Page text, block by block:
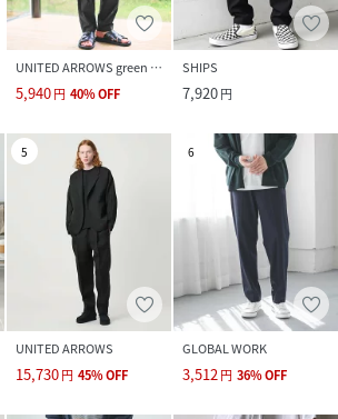
UNITED ARROWS green label relaxing
5,940円 40%OFF
SHIPS
7,920円
5
UNITED ARROWS
15,730円 45%OFF
6
GLOBAL WORK
3,512円 36%OFF